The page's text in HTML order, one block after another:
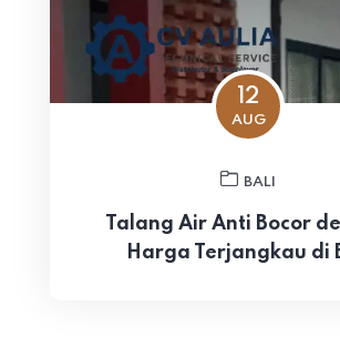
12
AUG
BALI
Talang Air Anti Bocor
Harga Terjangkau di